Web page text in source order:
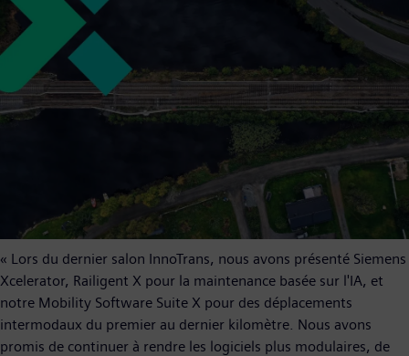
« Lors du dernier salon InnoTrans, nous avons présenté Siemens
Xcelerator, Railigent X pour la maintenance basée sur l'IA, et
notre Mobility Software Suite X pour des déplacements
intermodaux du premier au dernier kilomètre. Nous avons
promis de continuer à rendre les logiciels plus modulaires, de